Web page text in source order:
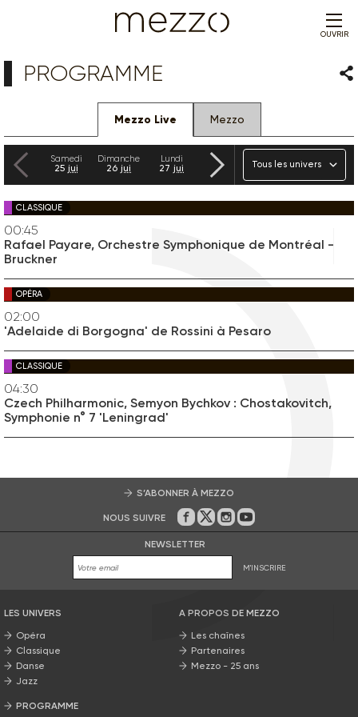
OUVRIR
PROGRAMME
Mezzo Live Mezzo
Précédent Suivant
Samedi
25 jui
Dimanche
26 jui
Lundi
27 jui
Mardi
28
Mercredi
29jui 30jui
Univers
CLASSIQUE
00:45
Rafael Payare, Orchestre Symphonique de Montréal -
Bruckner
OPÉRA
02:00
'Adelaide di Borgogna' de Rossini à Pesaro
CLASSIQUE
04:30
Czech Philharmonic, Semyon Bychkov : Chostakovitch,
Symphonie n° 7 'Leningrad'
S’ABONNER À MEZZO
NOUS SUIVRE Sur Facebook
Sur Twitter
Sur Instagram
Sur Youtube
NEWSLETTER
M'INSCRIRE
LES UNIVERS
Opéra
Classique
Danse
Jazz
PROGRAMME
A PROPOS DE MEZZO
Les chaînes
Partenaires
Mezzo - 25 ans